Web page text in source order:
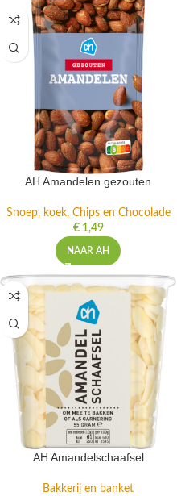
AH Amandelen gezouten
Snoep, koek, Chips en Chocolade
€1,49
NAAR AH
AH Amandelschaafsel
Bakkerij en banket